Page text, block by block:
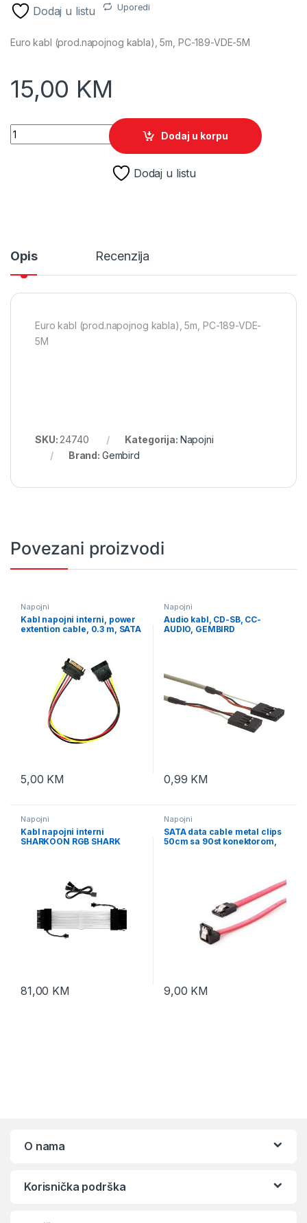
Dodaj u listu Uporedi
Euro kabl (prod.napojnog kabla), 5m, PC-189-VDE-5M
15,00 KM
Euro kabl (prod.napojnog kabla), 5m, GEMBIRD PC-189-VDE-
Dodaj u korpu
Dodaj u listu
Opis Recenzija
Euro kabl (prod.napojnog kabla), 5m, PC-189-VDE-
5M
SKU: 24740 Kategorija: Napojni
Brand: Gembird
Povezani proizvodi
Napojni
Kabl napojni interni, power
extention cable, 0.3 m, SATA
5,00 KM
Napojni
Audio kabl, CD-SB, CC-
AUDIO, GEMBIRD
0,99 KM
Napojni
Kabl napojni interni
SHARKOON RGB SHARK
81,00 KM
Napojni
SATA data cable metal clips
50cm sa 90st konektorom,
9,00 KM
O nama
Korisnička podrška